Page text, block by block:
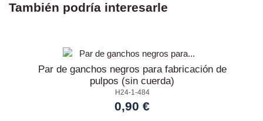
También podría interesarle
Par de ganchos negros para fabricación de
pulpos (sin cuerda)
H24-1-484
0,90 €